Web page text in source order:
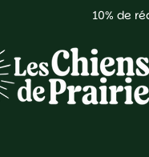
10% de